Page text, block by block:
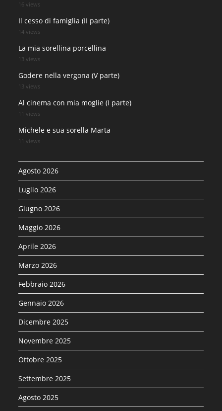
16 views
Il cesso di famiglia (II parte)
14 views
La mia sorellina porcellina
13 views
Godere nella vergona (V parte)
13 views
Al cinema con mia moglie (I parte)
11 views
Michele e sua sorella Marta
11 views
Agosto 2026
Luglio 2026
Giugno 2026
Maggio 2026
Aprile 2026
Marzo 2026
Febbraio 2026
Gennaio 2026
Dicembre 2025
Novembre 2025
Ottobre 2025
Settembre 2025
Agosto 2025